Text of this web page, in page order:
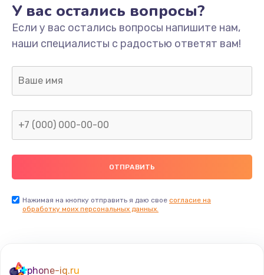
1550 руб.
Заказать
Заказать
Замена звуковой карты
1600 руб.
Заказать
1560 руб.
У вас остались вопросы?
Если у вас остались вопросы напишите нам,
наши специалисты с радостью ответят вам!
Нажимая на кнопку отправить я даю свое согласие на
обработку моих персональных данных.
phone-iq.ru